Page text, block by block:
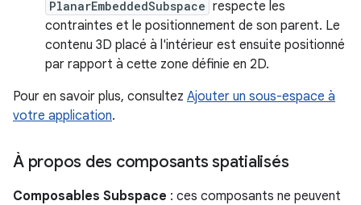
PlanarEmbeddedSubspace respecte les
contraintes et le positionnement de son parent. Le
contenu 3D placé à l'intérieur est ensuite positionné
par rapport à cette zone définie en 2D.
Pour en savoir plus, consultez Ajouter un sous-espace à
votre application.
À propos des composants spatialisés
Composables Subspace : ces composants ne peuvent